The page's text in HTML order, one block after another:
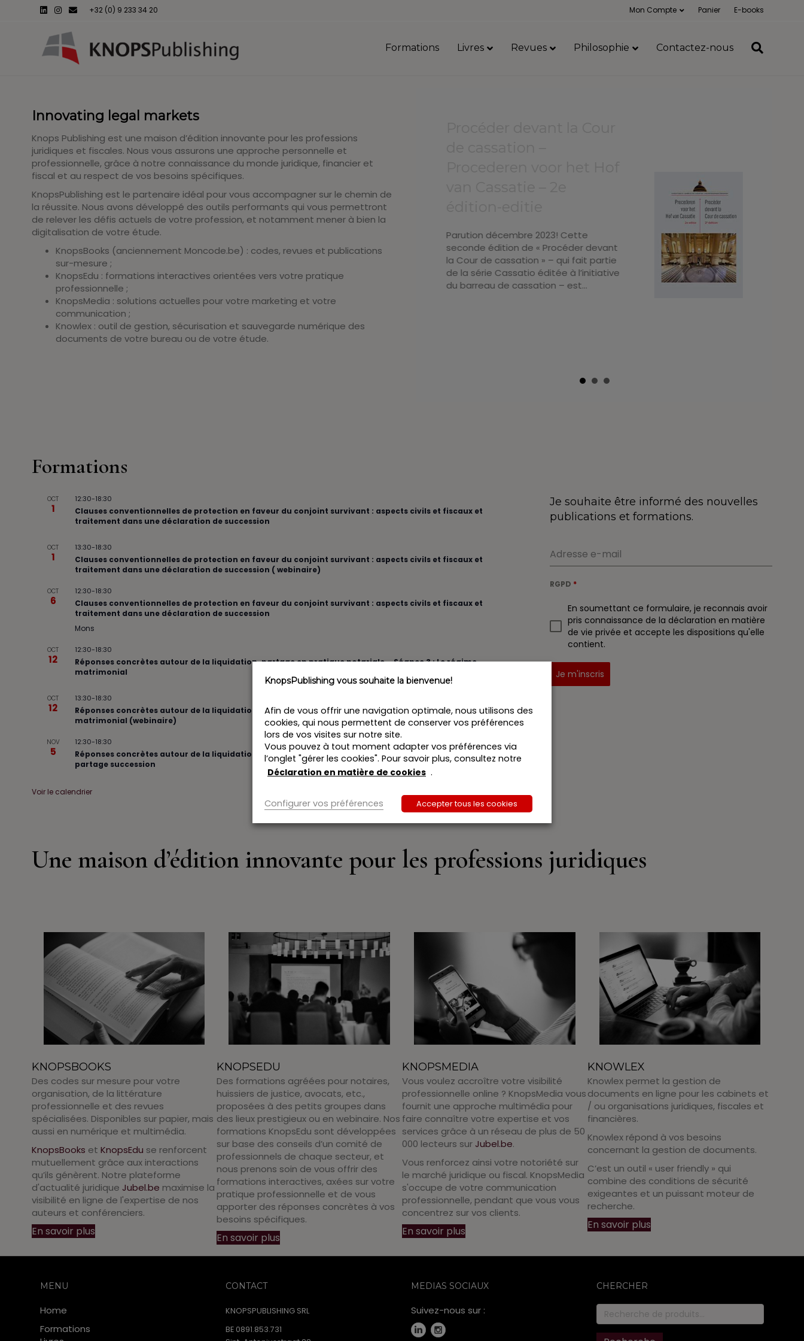
LinkedinInstagram
Email +32 (0) 9 233 34 20 Mon Compte Panier E-books
Formations Livres Revues Philosophie Contactez-nous
Innovating legal markets
Knops Publishing est une maison d’édition innovante pour les professions
juridiques et fiscales. Nous vous assurons une approche personnelle et
professionnelle, grâce à notre connaissance du monde juridique, financier et
fiscal et au respect de vos besoins spécifiques.
KnopsPublishing est le partenaire idéal pour vous accompagner sur le chemin de
la réussite. Nous avons développé des outils performants qui vous permettront
de relever les défis actuels de votre profession, et notamment mener à bien la
digitalisation de votre étude.
KnopsBooks (anciennement Moncode.be) : codes, revues et publications
sur-mesure ;
KnopsEdu : formations interactives orientées vers votre pratique
professionnelle ;
KnopsMedia : solutions actuelles pour votre marketing et votre
communication ;
Knowlex : outil de gestion, sécurisation et sauvegarde numérique des
documents de votre bureau ou de votre étude.
Douanes et accises,
Recueil 2023-2024
Créé grâce à un partenariat avec
Customspliance AISBL Le recueil
Douanes et accises contient la
législation européenne et nationale la
plus pertinente en la matière. La
première partie regroupe la…
Parution décembre 2023! Cette
seconde édition de « Procéder devant
la Cour de cassation » – qui fait partie
de la série Cassatio éditée à l’initiative
du barreau de cassation – est…
Formations
OCT
1
12:30-18:30
Clauses conventionnelles de protection en faveur du conjoint survivant : aspects civils et fiscaux et
traitement dans une déclaration de succession
OCT
1
13:30-18:30
Clauses conventionnelles de protection en faveur du conjoint survivant : aspects civils et fiscaux et
traitement dans une déclaration de succession ( webinaire)
OCT
6
12:30-18:30
Clauses conventionnelles de protection en faveur du conjoint survivant : aspects civils et fiscaux et
traitement dans une déclaration de succession
Mons
OCT
12
12:30-18:30
Réponses concrètes autour de la liquidation-partage en pratique notariale – Séance 3 : Le régime
matrimonial
OCT
12
13:30-18:30
Réponses concrètes autour de la liquidation-partage en pratique notariale – Séance 3 : Le régime
matrimonial (webinaire)
NOV
5
12:30-18:30
Réponses concrètes autour de la liquidation-partage en pratique notariale – Séance 4 : Liquidation
partage succession
Voir le calendrier
Je souhaite être informé des nouvelles
publications et formations.
RGPD *
En soumettant ce formulaire, je reconnais avoir
pris connaissance de la déclaration en matière
de vie privée et accepte les dispositions qu'elle
contient.
Je m'inscris
Une maison d’édition innovante pour les professions juridiques
KNOPSBOOKS
Des codes sur mesure pour votre
organisation, de la littérature
professionnelle et des revues
spécialisées. Disponibles sur papier, mais
aussi en numérique et multimédia.
KnopsBooks et KnopsEdu se renforcent
mutuellement grâce aux interactions
qu’ils génèrent. Notre plateforme
d'actualité juridique Jubel.be maximise la
visibilité en ligne de l'expertise de nos
auteurs et conférenciers.
En savoir plus
KNOPSEDU
Des formations agréées pour notaires,
huissiers de justice, avocats, etc.,
proposées à des petits groupes dans
des lieux prestigieux ou en webinaire. Nos
formations KnopsEdu sont développées
sur base des conseils d’un comité de
professionnels de chaque secteur, et
nous prenons soin de vous offrir des
formations interactives, axées sur votre
pratique professionnelle et de vous
apporter des réponses concrètes à vos
besoins spécifiques.
En savoir plus
KNOPSMEDIA
Vous voulez accroître votre visibilité
professionnelle online ? KnopsMedia vous
fournit une approche multimédia pour
faire connaître votre expertise et vos
services grâce à un réseau de plus de 50
000 lecteurs sur Jubel.be.
Vous renforcez ainsi votre notoriété sur
le marché juridique ou fiscal. KnopsMedia
s'occupe de votre communication
professionnelle, pendant que vous vous
concentrez sur vos clients.
En savoir plus
KNOWLEX
Knowlex permet la gestion de
documents en ligne pour les cabinets et
/ ou organisations juridiques, fiscales et
financières.
Knowlex répond à vos besoins
concernant la gestion de documents.
C’est un outil « user friendly » qui
combine des conditions de sécurité
exigeantes et un puissant moteur de
recherche.
En savoir plus
MENU
Home
Formations
CONTACT
KNOPSPUBLISHING SRL
BE 0891.853.731
MEDIAS SOCIAUX
Suivez-nous sur :
CHERCHER
Recherche
pour :
KnopsPublishing vous souhaite la bienvenue!
Afin de vous offrir une navigation optimale, nous utilisons des
cookies, qui nous permettent de conserver vos préférences
lors de vos visites sur notre site.
Vous pouvez à tout moment adapter vos préférences via
l’onglet "gérer les cookies". Pour savoir plus, consultez notre
Déclaration en matière de cookies .
Configurer vos préférences Accepter tous les cookies